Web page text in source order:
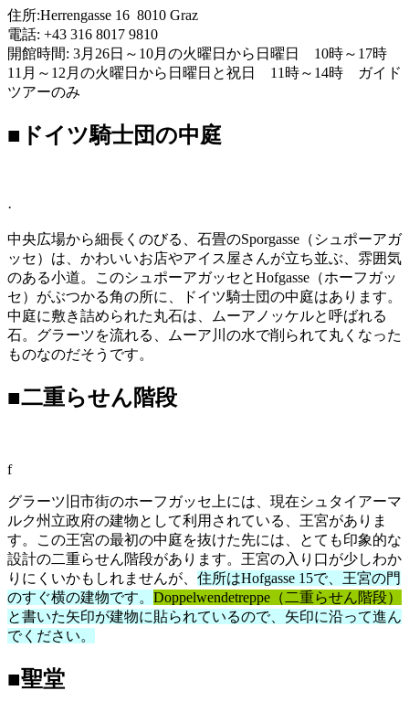
住所:Herrengasse 16 8010 Graz
電話: +43 316 8017 9810
開館時間: 3月26日～10月の火曜日から日曜日 10時～17時
11月～12月の火曜日から日曜日と祝日 11時～14時 ガイド
ツアーのみ
■ドイツ騎士団の中庭
·
中央広場から細長くのびる、石畳のSporgasse（シュポーアガ
ッセ）は、かわいいお店やアイス屋さんが立ち並ぶ、雰囲気
のある小道。このシュポーアガッセとHofgasse（ホーフガッ
セ）がぶつかる角の所に、ドイツ騎士団の中庭はあります。
中庭に敷き詰められた丸石は、ムーアノッケルと呼ばれる
石。グラーツを流れる、ムーア川の水で削られて丸くなった
ものなのだそうです。
■二重らせん階段
f
グラーツ旧市街のホーフガッセ上には、現在シュタイアーマ
ルク州立政府の建物として利用されている、王宮がありま
す。この王宮の最初の中庭を抜けた先には、とても印象的な
設計の二重らせん階段があります。王宮の入り口が少しわか
りにくいかもしれませんが、 住所はHofgasse 15で、王宮の門
のすぐ横の建物です。 Doppelwendetreppe（二重らせん階段）
と書いた矢印が建物に貼られているので、矢印に沿って進ん
でください。
■聖堂